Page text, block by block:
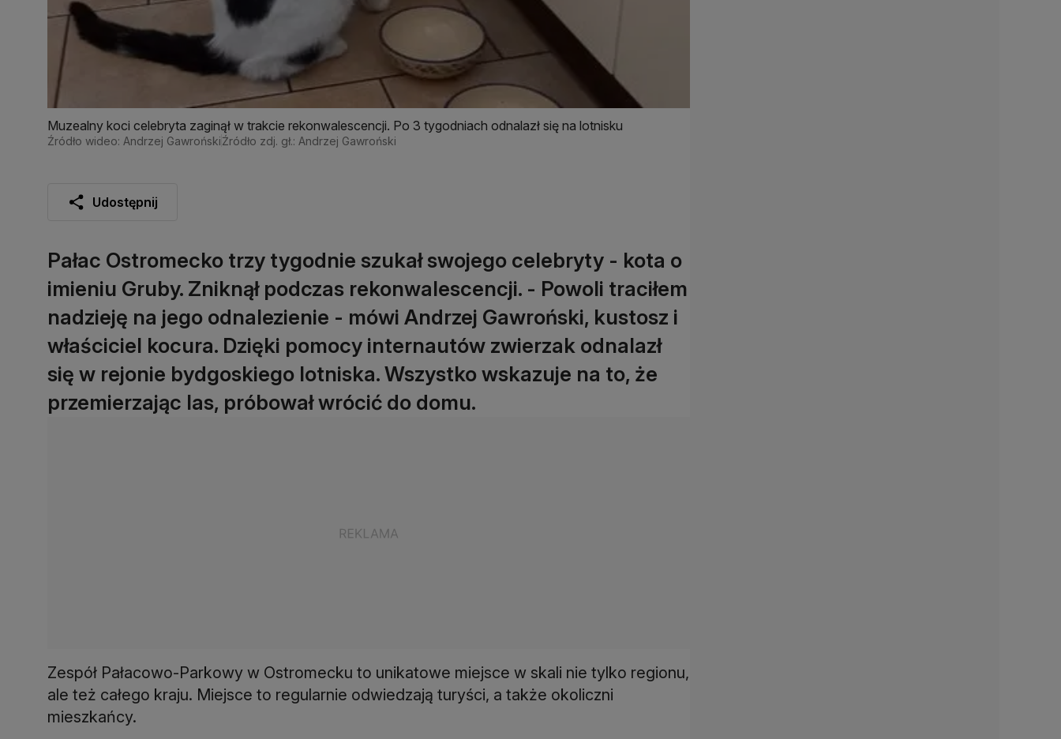
Muzealny koci celebryta zaginął w trakcie rekonwalescencji. Po 3 tygodniach odnalazł się na lotnisku
Źródło wideo: Andrzej GawrońskiŹródło zdj. gł.: Andrzej Gawroński
Udostępnij
Pałac Ostromecko trzy tygodnie szukał swojego celebryty - kota o
imieniu Gruby. Zniknął podczas rekonwalescencji. - Powoli traciłem
nadzieję na jego odnalezienie - mówi Andrzej Gawroński, kustosz i
właściciel kocura. Dzięki pomocy internautów zwierzak odnalazł
się w rejonie bydgoskiego lotniska. Wszystko wskazuje na to, że
przemierzając las, próbował wrócić do domu.
Zespół Pałacowo-Parkowy w Ostromecku to unikatowe miejsce w skali nie tylko regionu,
ale też całego kraju. Miejsce to regularnie odwiedzają turyści, a także okoliczni
mieszkańcy.